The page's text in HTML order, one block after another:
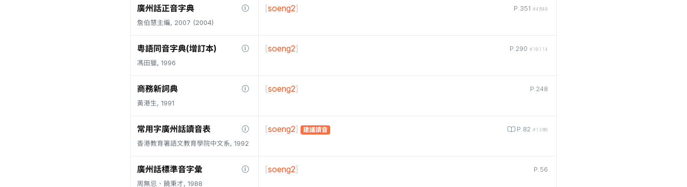
廣州話正音字典
詹伯慧主編, 2007 (2004)
P.351 #4840
[soeng2]
粵語同音字典(增訂本)
馮田獵, 1996
P.290 #10114
[soeng2]
商務新詞典
黃港生, 1991
P.248
[soeng2]
常用字廣州話讀音表
香港教育署語文教育學院中文系, 1992
P.82 #1380
[soeng2] 建議讀音
廣州話標準音字彙
周無忌、饒秉才, 1988
P.56
[soeng2]